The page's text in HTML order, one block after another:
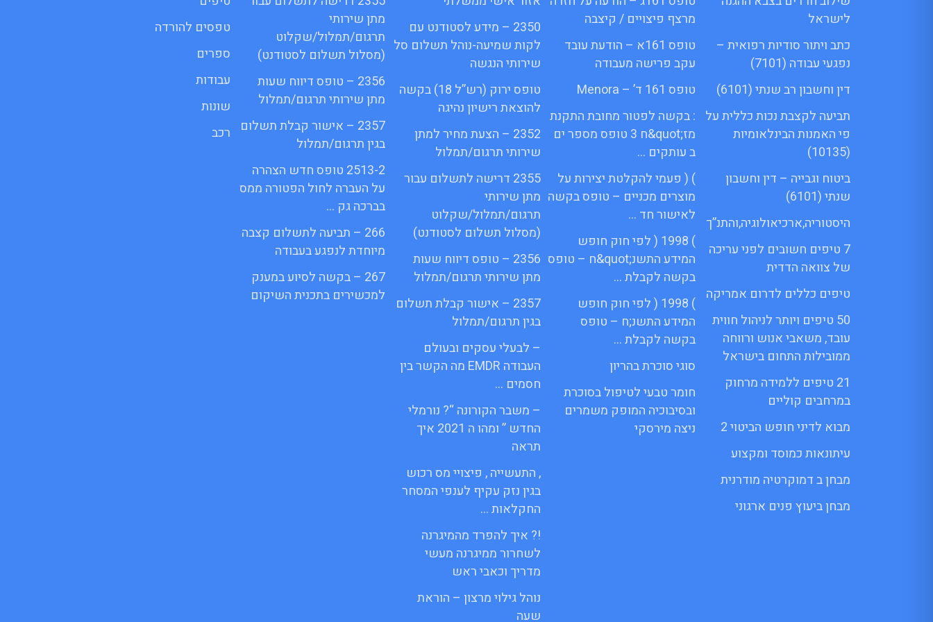
לישראל
כתב ויתור סודיות רפואית –
נפגעי עבודה (7101)
דין וחשבון רב שנתי (6101)
תביעה לקצבת נכות כללית על
פי האמנות הבינלאומיות
(10135)
ביטוח וגבייה – דין וחשבון
שנתי (6101)
היסטוריה,ארכיאולוגיה,והתנ”ך
7 טיפים חשובים לפני עריכה
של צוואה הדדית
טיפים כללים לדרום אמריקה
50 טיפים ויותר לניהול חווית
עובד, משאבי אנוש ורווחה
ממובילות התחום בישראל
21 טיפים ללמידה מרחוק
במרחבים קוליים
מבוא לדיני חופש הביטוי 2
עיתונאות כמוסד ומקצוע
מבחן ב דמוקרטיה מודרנית
מבחן ביעוץ פנים ארגוני
מרצף פיצויים / קיצבה
טופס 161א – הודעת עובד
עקב פרישה מעבודה
טופס 161 ד’ – Menora
: בקשה לפטור מחובת התקנת
מז;quot&ח 3 טופס מספר ים
ב עותקים …
) ( פעמי להקלטת יצירות על
מוצרים מכניים – טופס בקשה
לאישור חד …
) 1998 ( לפי חוק חופש
המידע התשנ;quot&ח – טופס
בקשה לקבלת …
) 1998 ( לפי חוק חופש
המידע התשנ;ח – טופס
בקשה לקבלת …
סוגי סוכרת בהריון
חומר טבעי לטיפול בסוכרת
ובסיבוכיה המופק משמרים
ניצה מירסקי
2350 – מידע לסטודנט עם
לקות שמיעה-נוהל תשלום סל
שירותי הנגשה
טופס ירוק (רש”ל 18) בקשה
להוצאת רישיון נהיגה
2352 – הצעת מחיר למתן
שירותי תרגום/תמלול
2355 דרישה לתשלום עבור
מתן שירותי
תרגום/תמלול/שקלוט
(מסלול תשלום לסטודנט)
2356 – טופס דיווח שעות
מתן שירותי תרגום/תמלול
2357 – אישור קבלת תשלום
בגין תרגום/תמלול
– לבעלי עסקים ובעולם
העבודה EMDR מה הקשר בין
חסמים …
– משבר הקורונה “? נורמלי
החדש ” ומהו ה 2021 איך
תראה
, התעשייה , פיצויי מס רכוש
בגין נזק עקיף לענפי המסחר
החקלאות …
!? איך להפרד מהמיגרנה
לשחרור ממיגרנה מעשי
מדריך וכאבי ראש
נוהל גילוי מרצון – הוראת
שעה
מתן שירותי
תרגום/תמלול/שקלוט
(מסלול תשלום לסטודנט)
2356 – טופס דיווח שעות
מתן שירותי תרגום/תמלול
2357 – אישור קבלת תשלום
בגין תרגום/תמלול
2513-2 טופס חדש הצהרה
על העברה לחול הפטורה ממס
בברכה גק …
266 – תביעה לתשלום קצבה
מיוחדת לנפגע בעבודה
267 – בקשה לסיוע במענק
למכשירים בתכנית השיקום
טפסים להורדה
ספרים
עבודות
שונות
רכב